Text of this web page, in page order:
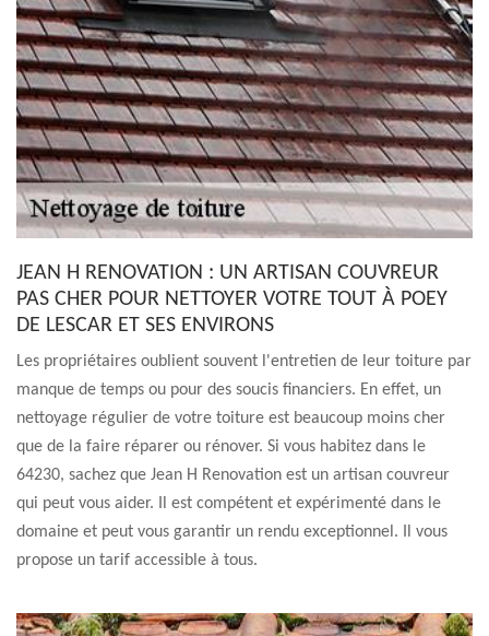
JEAN H RENOVATION : UN ARTISAN COUVREUR
PAS CHER POUR NETTOYER VOTRE TOUT À POEY
DE LESCAR ET SES ENVIRONS
Les propriétaires oublient souvent l'entretien de leur toiture par
manque de temps ou pour des soucis financiers. En effet, un
nettoyage régulier de votre toiture est beaucoup moins cher
que de la faire réparer ou rénover. Si vous habitez dans le
64230, sachez que Jean H Renovation est un artisan couvreur
qui peut vous aider. Il est compétent et expérimenté dans le
domaine et peut vous garantir un rendu exceptionnel. Il vous
propose un tarif accessible à tous.